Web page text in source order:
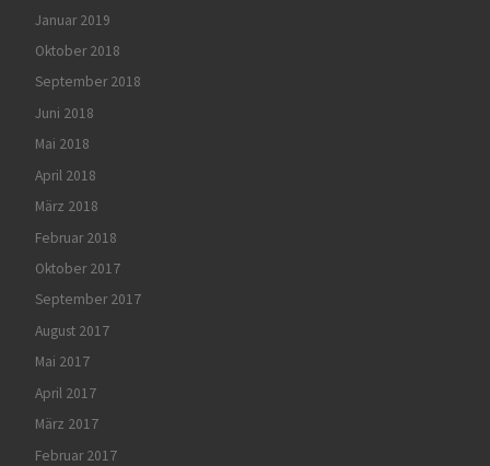
Januar 2019
Oktober 2018
September 2018
Juni 2018
Mai 2018
April 2018
März 2018
Februar 2018
Oktober 2017
September 2017
August 2017
Mai 2017
April 2017
März 2017
Februar 2017